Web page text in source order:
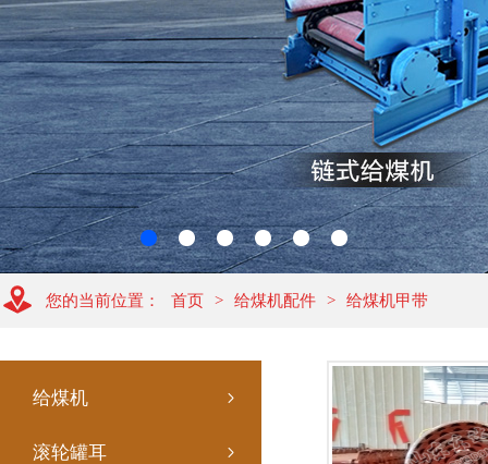
您的当前位置： 首页 > 给煤机配件 > 给煤机甲带
给煤机
滚轮罐耳